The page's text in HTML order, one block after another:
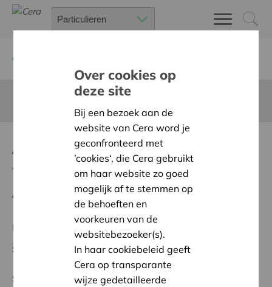
Aankoop Tenten
Terug naar overzicht
Ambitie: Warme en zorgzame buurten voor iedereen
Regionaal Project
Startdatum:
20/05/2026
Status:
In behandeling
Over cookies op
deze site
Bij een bezoek aan de
website van Cera word je
geconfronteerd met
’cookies‘, die Cera gebruikt
om haar website zo goed
mogelijk af te stemmen op
de behoeften en
voorkeuren van de
websitebezoeker(s).
In haar cookiebeleid geeft
Cera op transparante
wijze gedetailleerde